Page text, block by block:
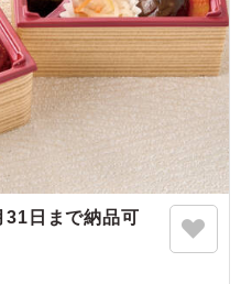
31日まで納品可